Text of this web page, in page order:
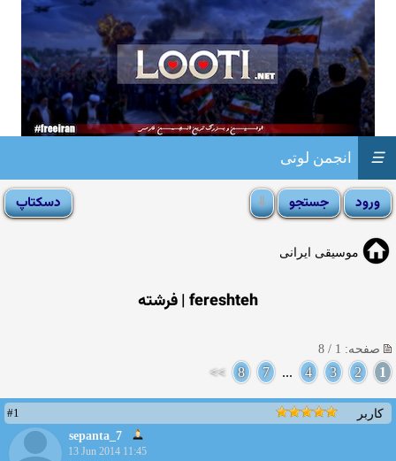
انجمن لوتی ☰
موسیقی ایرانی
fereshteh | فرشته
صفحه: 1 / 8
1
2
3
4
...
7
8
>>
کاربر
#1
sepanta_7
13 Jun 2014 11:45